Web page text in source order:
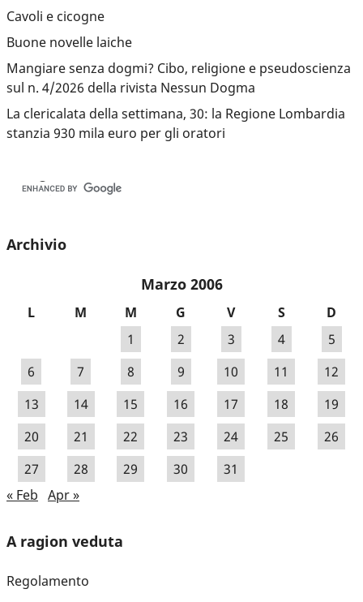
Cavoli e cicogne
Buone novelle laiche
Mangiare senza dogmi? Cibo, religione e pseudoscienza
sul n. 4/2026 della rivista Nessun Dogma
La clericalata della settimana, 30: la Regione Lombardia
stanzia 930 mila euro per gli oratori
Archivio
Marzo 2006
L M M G V S
D
1
2 3 4
5
6
7 8 9 10 11
12
13
14 15 16 17 18
19
20
21 22 23 24 25
26
27
28 29 30
31
« Feb Apr »
A ragion veduta
Regolamento